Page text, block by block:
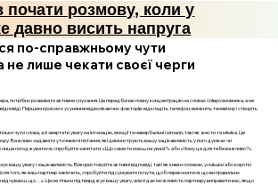
почати розмову, коли у
давно висить напруга
по-справжньому чути
не лише чекати своєї черги
потрібно розвивати активне слухання. Це передбачає повну концентрацію на словах співрозмовника, а не
Першим кроком є усунення відволікаючих факторів: відкладіть телефон, вимкніть телевізор і створіть
чути слова, а й звертати увагу на інтонацію, емоції та невербальні сигнали, такі як жести та міміка. Це
Важливо задавати уточнюючі питання, які демонструють вашу зацікавленість у його думках чи
погоджуватися, спробуйте запитати: «Що саме ти маєш на увазі?» або «Чому це для тебе важливо?».
вашу увагу і зацікавленість. Використовуйте активні відповіді, такі як кивки головою, усмішки або короткі
того, як ваш партнер закінчить, спробуйте підсумувати почуте, щоб переконатися, що ви правильно
що…». Це не тільки підтверджує вашу увагу, але й дає можливість партнеру виправити вас, якщо